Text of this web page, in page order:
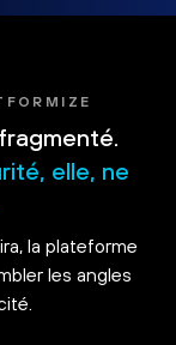
elle, ne
la plateforme
les angles